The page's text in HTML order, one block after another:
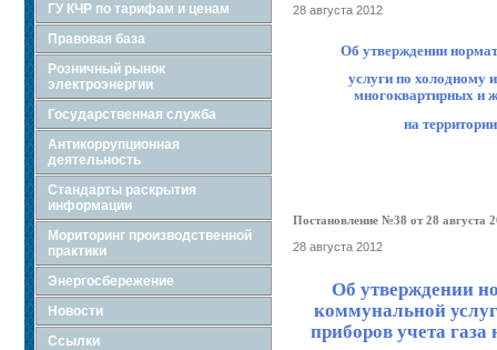
ГУ КЧР по тарифам и ценам
Правовая база
Розничный рынок
электроэнергии
Государственная служба
Антикоррупционная
деятельность
Стандарты раскрытия
информации
Мориторинг производственной
практики
Энергосбережение
Новости
Ссылки
28 августа 2012
Об утверждении
услуги по холодному
многоквартирных и
на
Постановление №38 от 28 августа
28 августа 2012
Об утверждении
коммунальной
приборов учета